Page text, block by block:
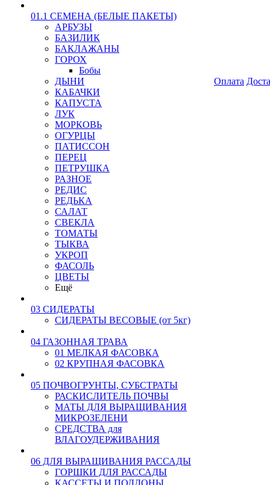
01.1 СЕМЕНА (БЕЛЫЕ ПАКЕТЫ)
АРБУЗЫ
БАЗИЛИК
БАКЛАЖАНЫ
ГОРОХ
Бобы
ДЫНИ
КАБАЧКИ
КАПУСТА
ЛУК
МОРКОВЬ
ОГУРЦЫ
ПАТИССОН
ПЕРЕЦ
ПЕТРУШКА
РАЗНОЕ
РЕДИС
РЕДЬКА
САЛАТ
СВЕКЛА
ТОМАТЫ
ТЫКВА
УКРОП
ФАСОЛЬ
ЦВЕТЫ
Ещё
03 СИДЕРАТЫ
СИДЕРАТЫ ВЕСОВЫЕ (от 5кг)
04 ГАЗОННАЯ ТРАВА
01 МЕЛКАЯ ФАСОВКА
02 КРУПНАЯ ФАСОВКА
05 ПОЧВОГРУНТЫ, СУБСТРАТЫ
РАСКИСЛИТЕЛЬ ПОЧВЫ
МАТЫ ДЛЯ ВЫРАЩИВАНИЯ
МИКРОЗЕЛЕНИ
СРЕДСТВА для
ВЛАГОУДЕРЖИВАНИЯ
06 ДЛЯ ВЫРАЩИВАНИЯ РАССАДЫ
ГОРШКИ ДЛЯ РАССАДЫ
КАССЕТЫ И ПОДДОНЫ
Оплата